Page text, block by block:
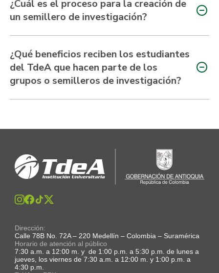
¿Cuál es el proceso para la creación de
un semillero de investigación?
¿Qué beneficios reciben los estudiantes
del TdeA que hacen parte de los
grupos o semilleros de investigación?
Dirección:
Calle 78B No. 72A – 220 Medellín – Colombia – Suramérica
Horario de atención al público
7:30 a.m. a 12:00 m. y de 1:00 p.m. a 5:30 p.m. de lunes a
jueves, los viernes de 7:30 a.m. a 12:00 m. y 1:00 p.m. a
4:30 p.m.